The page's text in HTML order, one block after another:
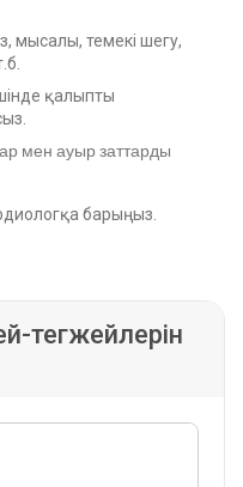
мысалы, темекі шегу,
қалыпты
мен ауыр заттарды
барыңыз.
тегжейлерін